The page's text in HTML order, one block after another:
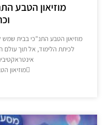
מוזיאון הטבע התנ"כי
וכרטיסים
הטבע התנ"כי בבית שמש לוקח
הלימוד, אל תוך עולם הטבע
אינטראקטיבית
מוזיאון הטבע